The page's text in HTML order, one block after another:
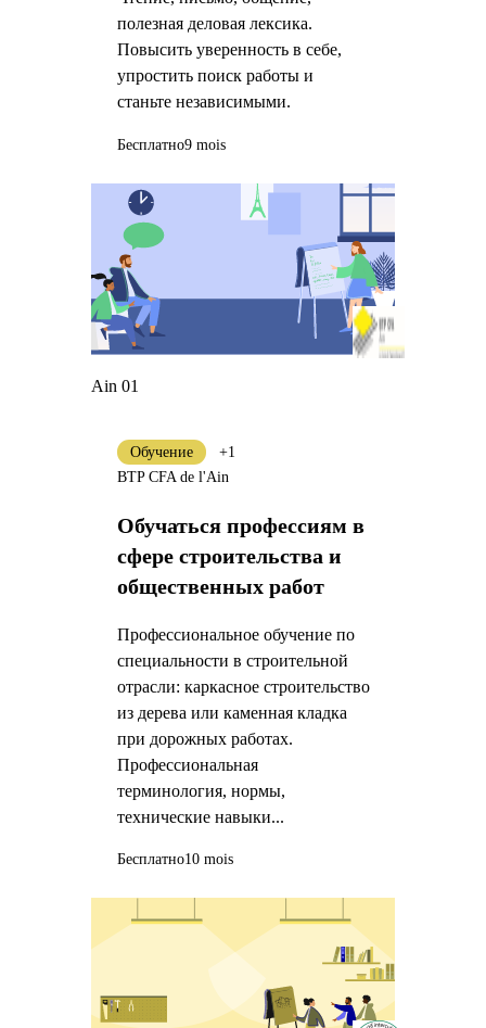
полезная деловая лексика.
Повысить уверенность в себе,
упростить поиск работы и
станьте независимыми.
Бесплатно9 mois
Ain 01
Обучаться профессиям в
сфере строительства и
общественных работ
Профессиональное обучение по
специальности в строительной
отрасли: каркасное строительство
из дерева или каменная кладка
при дорожных работах.
Профессиональная
терминология, нормы,
технические навыки...
Обучение
+1
BTP CFA de l'Ain
Бесплатно10 mois